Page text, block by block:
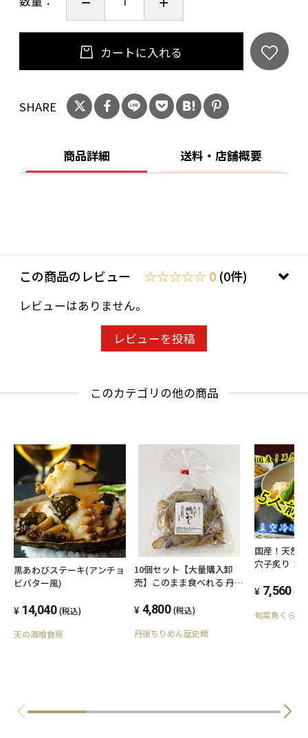
栄養分表示(100gあたり) エネルギー 323kcal
たんぱく質 47.2g 脂質 2.0g
炭水化物 29.2g 食塩相当量 5.3g
1622-1
を含む製品を生産。
カートに入れる
SHARE
商品詳細 送料・店舗概要
この商品のレビュー ☆☆☆☆☆ 0 (0件)
レビューはありません。
レビューを投稿
このカテゴリの他の商品
黒あわびステーキ(アンチョ
ビバター風)
14,040 (税込)
天の酒喰食房
10個セット【大量購入卸
売】このまま食べれる 丹後
し @400 56g入り京都府宮
援団
4,800 (税込)
丹後ちりめん歴史館
国産！天然
穴子炙り！(
ルメ！
7,560 (税
旬菜魚くらし